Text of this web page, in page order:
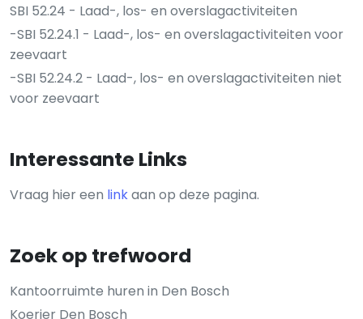
SBI 52.24 - Laad-, los- en overslagactiviteiten
-SBI 52.24.1 - Laad-, los- en overslagactiviteiten voor
zeevaart
-SBI 52.24.2 - Laad-, los- en overslagactiviteiten niet
voor zeevaart
Interessante Links
Vraag hier een linkaan op deze pagina.
Zoek op trefwoord
Kantoorruimte huren in Den Bosch
Koerier Den Bosch